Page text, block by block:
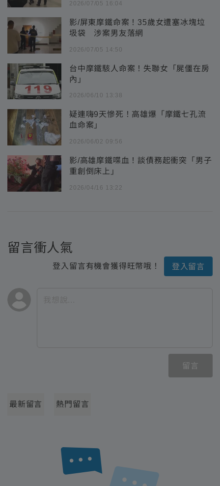
2026/07/05 16:04
影/屏東摩鐵命案！35歲女遭塞冰塊垃
圾袋 涉案男友落網
2026/07/05 14:50
台中摩鐵駭人命案！失聯女「屍僵在房
內」
2026/06/10 13:38
疑連嗨9天慘死！高雄爆「摩鐵七孔流
血命案」
2026/06/02 09:56
影/高雄摩鐵喋血！談債務起衝突「男子
重創倒床上」
2026/04/16 13:22
留言衝人氣
登入留言有機會獲得旺幣哦！ 登入留言
留言
最新留言 熱門留言